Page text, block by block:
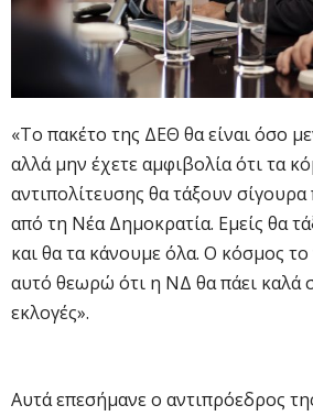
«Το πακέτο της ΔΕΘ θα είναι όσο
αλλά μην έχετε αμφιβολία ότι τα
αντιπολίτευσης θα τάξουν
από τη Νέα Δημοκρατία. Εμείς θα
και θα τα κάνουμε όλα. Ο κόσμος το
αυτό θεωρώ ότι η ΝΔ θα πάει καλά
εκλογές».
Αυτά επεσήμανε ο αντιπρόεδρος